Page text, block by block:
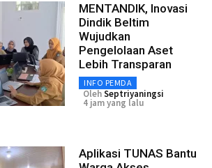
MENTANDIK, Inovasi
Dindik Beltim
Wujudkan
Pengelolaan Aset
Lebih Transparan
INFO PEMDA
OlehSeptriyaningsi
4 jam yang lalu
Aplikasi TUNAS Bantu